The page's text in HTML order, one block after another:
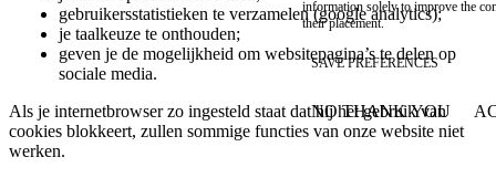
gebruikersstatistieken te verzamelen (google analytics);
je taalkeuze te onthouden;
geven je de mogelijkheid om websitepagina’s te delen op
sociale media.
Als je internetbrowser zo ingesteld staat dat hij het gebruik van
cookies blokkeert, zullen sommige functies van onze website niet
werken.
information solely to improve the
their placement.
SAVE PREFERENCES
NO THANK YOU
WITHDRAW